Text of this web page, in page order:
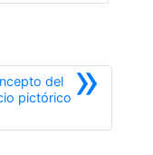
»
del
pictórico Siguiente